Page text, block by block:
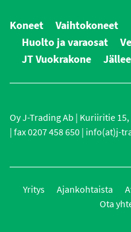
Koneet Vaihtokoneet
Huolto ja varaosat
JT Vuokrakone
Oy J-Trading Ab | Kuriiritie
| fax 0207 458 650 | info(at)j-
Yritys Ajankohtaista
Ota